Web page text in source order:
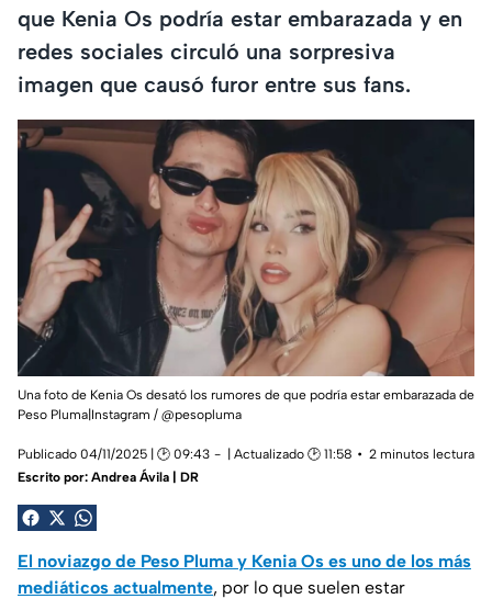
que Kenia Os podría estar embarazada y en
redes sociales circuló una sorpresiva
imagen que causó furor entre sus fans.
Una foto de Kenia Os desató los rumores de que podría estar embarazada de
Peso Pluma|Instagram / @pesopluma
Publicado 04/11/2025 | 🕑 09:43 | Actualizado 🕑 11:58
2 minutos lectura
Escrito por: Andrea Ávila | DR
El noviazgo de Peso Pluma y Kenia Os es uno de los más
mediáticos actualmente, por lo que suelen estar